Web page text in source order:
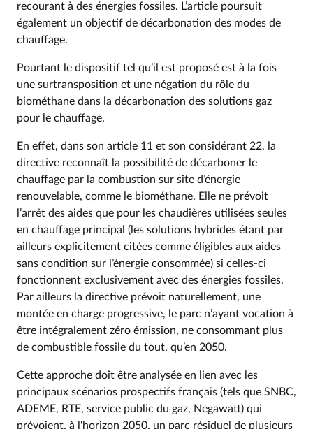
recourant à des énergies fossiles. L’article poursuit
également un objectif de décarbonation des modes de
chauffage.
Pourtant le dispositif tel qu’il est proposé est à la fois
une surtransposition et une négation du rôle du
biométhane dans la décarbonation des solutions gaz
pour le chauffage.
En effet, dans son article 11 et son considérant 22, la
directive reconnaît la possibilité de décarboner le
chauffage par la combustion sur site d’énergie
renouvelable, comme le biométhane. Elle ne prévoit
l’arrêt des aides que pour les chaudières utilisées seules
en chauffage principal (les solutions hybrides étant par
ailleurs explicitement citées comme éligibles aux aides
sans condition sur l’énergie consommée) si celles-ci
fonctionnent exclusivement avec des énergies fossiles.
Par ailleurs la directive prévoit naturellement, une
montée en charge progressive, le parc n’ayant vocation à
être intégralement zéro émission, ne consommant plus
de combustible fossile du tout, qu’en 2050.
Cette approche doit être analysée en lien avec les
principaux scénarios prospectifs français (tels que SNBC,
ADEME, RTE, service public du gaz, Negawatt) qui
prévoient, à l'horizon 2050, un parc résiduel de plusieurs